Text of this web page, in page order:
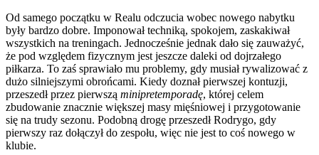
Od samego początku w Realu odczucia wobec nowego nabytku
były bardzo dobre. Imponował techniką, spokojem, zaskakiwał
wszystkich na treningach. Jednocześnie jednak dało się zauważyć,
że pod względem fizycznym jest jeszcze daleki od dojrzałego
piłkarza. To zaś sprawiało mu problemy, gdy musiał rywalizować z
dużo silniejszymi obrońcami. Kiedy doznał pierwszej kontuzji,
przeszedł przez pierwszą minipretemporadę, której celem
zbudowanie znacznie większej masy mięśniowej i przygotowanie
się na trudy sezonu. Podobną drogę przeszedł Rodrygo, gdy
pierwszy raz dołączył do zespołu, więc nie jest to coś nowego w
klubie.